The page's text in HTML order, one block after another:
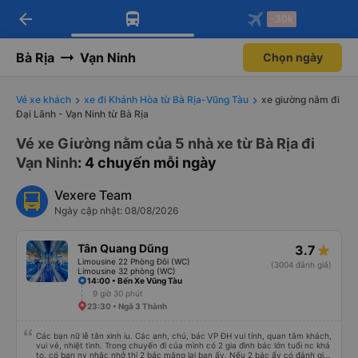
Tải app Vexere ngay!
Nhận ưu đãi thành viên độc
Mở app
Tải app Vexere
-30k/ghế khi đặt vé máy bay qua
Mở app
arrow_back -30k
Bà Rịa Vạn Ninh Chọn ngày
Vé xe khách xe đi Khánh Hòa từ Bà Rịa-Vũng Tàu
xe giường nằm đi
Đại Lãnh - Vạn Ninh từ Bà Rịa
Vé xe Giường nằm của 5 nhà xe từ Bà Rịa đi
Vạn Ninh: 4 chuyến mỗi ngày
Vexere Team
Ngày cập nhật: 08/08/2026
Tân Quang Dũng
Limousine 22 Phòng Đôi (WC)
Limousine 32 phòng (WC)
3.7
(3004 đánh giá)
14:00 • Bến Xe Vũng Tàu
9 giờ 30 phút
23:30 • Ngã 3 Thành
Các bạn nữ lễ tân xinh iu. Các anh, chú, bác VP ĐH vui tính, quan tâm khách,
vui vẻ, nhiệt tình. Trong chuyến đi của mình có 2 gia đình bác lớn tuổi nc khá
to, có bạn nv nhắc nhở thì 2 bác mắng lại bạn ấy. Nếu 2 bác ấy có đánh giá